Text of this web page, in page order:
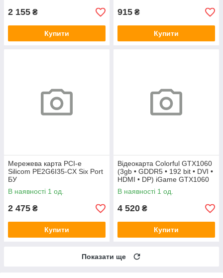
2 155 ₴
Купити
915 ₴
Купити
Мережева карта PCI-e
Silicom PE2G6I35-CX Six Port
БУ
В наявності 1 од.
2 475 ₴
Купити
Відеокарта Colorful GTX1060
(3gb • GDDR5 • 192 bit • DVI •
HDMI • DP) iGame GTX1060
Vulcan U 3G БУ
В наявності 1 од.
4 520 ₴
Купити
Показати ще